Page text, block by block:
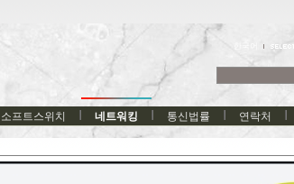
소프트스위치 네트워킹 통신법률 연락처